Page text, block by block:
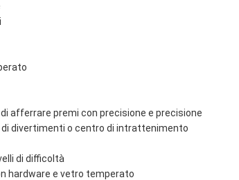
afferrare premi con precisione e precisione
divertimenti o centro di intrattenimento
di difficoltà
hardware e vetro temperato